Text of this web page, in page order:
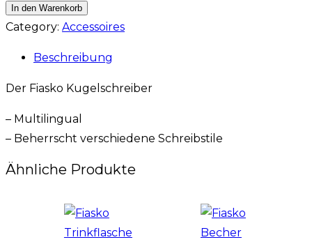
In den Warenkorb
Category: Accessoires
Beschreibung
Der Fiasko Kugelschreiber
– Multilingual
– Beherrscht verschiedene Schreibstile
Ähnliche Produkte